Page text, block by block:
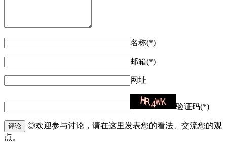
名称(*)
邮箱(*)
网址
验证码(*)
评论
◎欢迎参与讨论，请在这里发表您的看法、交流您的观
点。